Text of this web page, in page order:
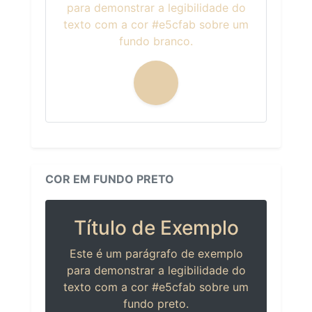
para demonstrar a legibilidade do
texto com a cor #e5cfab sobre um
fundo branco.
COR EM FUNDO PRETO
Título de Exemplo
Este é um parágrafo de exemplo
para demonstrar a legibilidade do
texto com a cor #e5cfab sobre um
fundo preto.